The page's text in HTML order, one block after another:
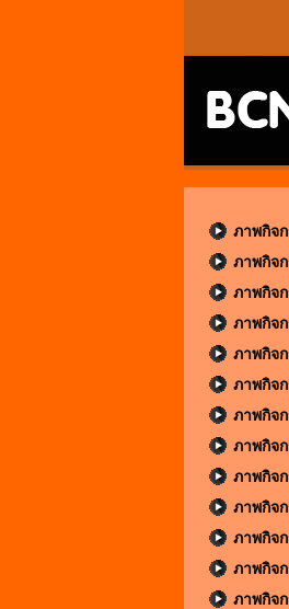
ภาพกิจ
ภาพกิจ
ภาพกิจ
ภาพกิจ
ภาพกิจ
ภาพกิจ
ภาพกิจ
ภาพกิจ
ภาพกิจ
ภาพกิจ
ภาพกิจ
ภาพกิจ
ภาพกิจ